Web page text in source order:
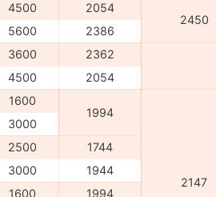
4500
2054
2450
5600 2386
3600 2362
4500 2054
1600
1994
2147
3000
2500 1744
3000 1944
1600 1994